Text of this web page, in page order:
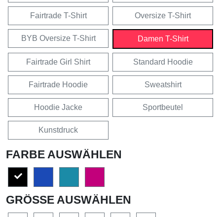
Fairtrade T-Shirt Oversize T-Shirt
BYB Oversize T-Shirt Damen T-Shirt
Fairtrade Girl Shirt Standard Hoodie
Fairtrade Hoodie Sweatshirt
Hoodie Jacke Sportbeutel
Kunstdruck
FARBE AUSWÄHLEN
GRÖSSE AUSWÄHLEN